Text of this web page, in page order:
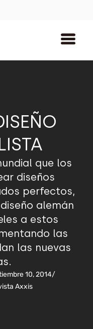
que los
diseños
perfectos,
alemán
a estos
las
las nuevas
10, 2014/
Axxis